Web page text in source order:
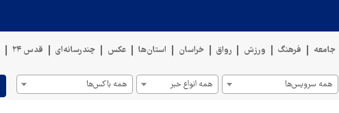
جامعه فرهنگ ورزش رواق خراسان استان‌ها عکس چندرسانه‌ای قدس ۲۴
همه سرویس‌ها همه انواع خبر همه باکس‌ها